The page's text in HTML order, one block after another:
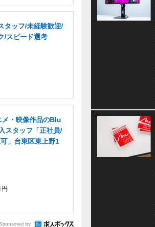
タッフ/未経験歓迎/
/スピード選考
メ・映像作品のBlu
スタッフ「正社員/
」台東区東上野1
by